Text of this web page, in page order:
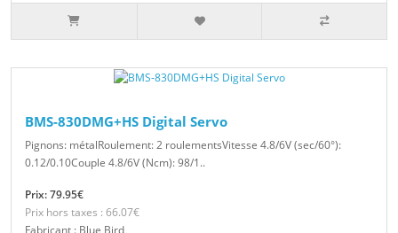
BMS-830DMG+HS Digital Servo
Pignons: métalRoulement: 2 roulementsVitesse 4.8/6V (sec/60°):
0.12/0.10Couple 4.8/6V (Ncm): 98/1..
Prix: 79.95€
Prix hors taxes : 66.07€
Fabricant : Blue Bird